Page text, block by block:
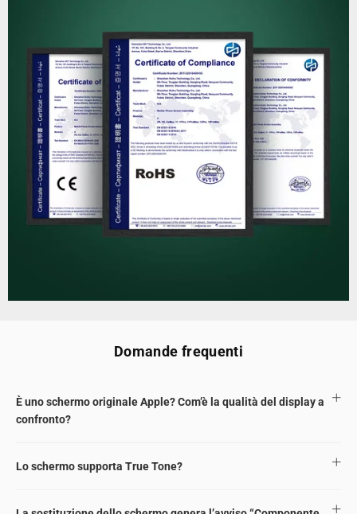
Domande frequenti
È uno schermo originale Apple? Com’è la qualità del display a
confronto?
Lo schermo supporta True Tone?